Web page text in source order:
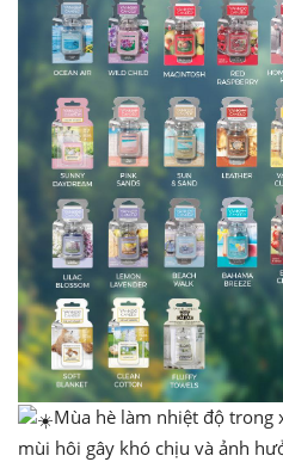
Mùa hè làm nhiệt độ trong
mùi hôi gây khó chịu và ảnh